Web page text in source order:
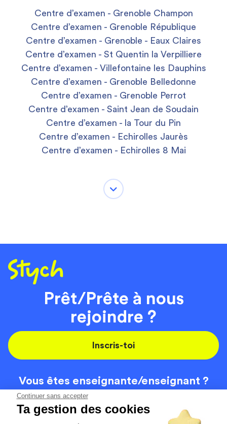
Continuer sans accepter
Ta gestion des cookies
Centre d’examen - Grenoble Champon
Centre d’examen - Grenoble République
Centre d’examen - Grenoble - Eaux Claires
Centre d’examen - St Quentin la Verpilliere
Centre d’examen - Villefontaine les Dauphins
Centre d’examen - Grenoble Belledonne
Centre d’examen - Grenoble Perrot
Centre d’examen - Saint Jean de Soudain
Centre d’examen - la Tour du Pin
Centre d’examen - Echirolles Jaurès
Centre d’examen - Echirolles 8 Mai
Prêt/Prête à nous
rejoindre ?
Inscris-toi
Vous êtes enseignante/enseignant ?
On recrute